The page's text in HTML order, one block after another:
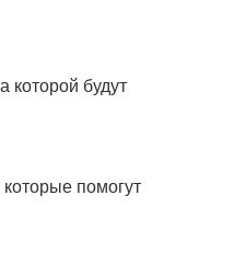
которой будут
помогут